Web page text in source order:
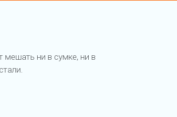
мешать ни в сумке, ни в